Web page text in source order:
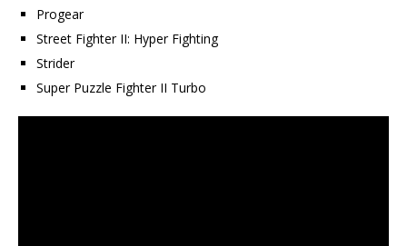
Progear
Street Fighter II: Hyper Fighting
Strider
Super Puzzle Fighter II Turbo